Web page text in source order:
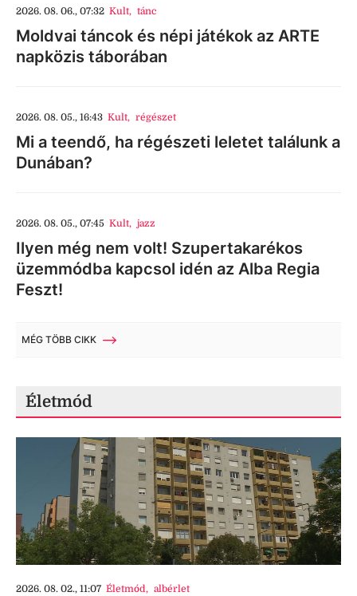
2026. 08. 06., 07:32 Kult, tánc
Moldvai táncok és népi játékok az ARTE
napközis táborában
2026. 08. 05., 16:43 Kult, régészet
Mi a teendő, ha régészeti leletet találunk a
Dunában?
2026. 08. 05., 07:45 Kult, jazz
Ilyen még nem volt! Szupertakarékos
üzemmódba kapcsol idén az Alba Regia
Feszt!
MÉG TÖBB CIKK
Életmód
2026. 08. 02., 11:07 Életmód, albérlet